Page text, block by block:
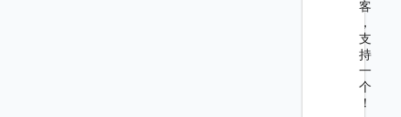
客
，
支
持
一
个
！